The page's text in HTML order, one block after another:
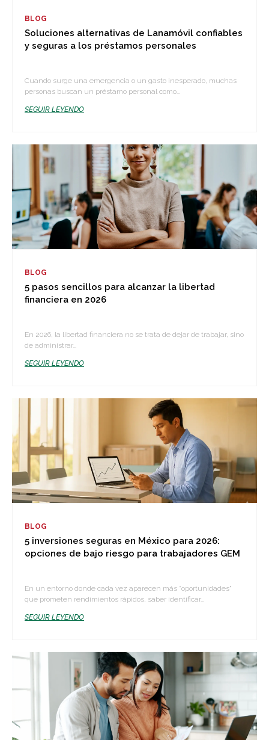
BLOG
Soluciones alternativas de Lanamóvil confiables
y seguras a los préstamos personales
Cuando surge una emergencia o un gasto inesperado, muchas
personas buscan un préstamo personal como...
SEGUIR LEYENDO
BLOG
5 pasos sencillos para alcanzar la libertad
financiera en 2026
En 2026, la libertad financiera no se trata de dejar de trabajar, sino
de administrar...
SEGUIR LEYENDO
BLOG
5 inversiones seguras en México para 2026:
opciones de bajo riesgo para trabajadores GEM
En un entorno donde cada vez aparecen más “oportunidades”
que prometen rendimientos rápidos, saber identificar...
SEGUIR LEYENDO